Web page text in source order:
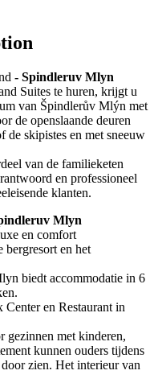
- Spindleruv Mlyn
Suites te huren, krijgt u
van Špindlerův Mlýn met
de openslaande deuren
de skipistes en met sneeuw
van de familieketen
en professioneel
klanten.
Mlyn
en comfort
bergresort en het
biedt accommodatie in 6
en Restaurant in
gezinnen met kinderen,
kunnen ouders tijdens
zien. Het interieur van